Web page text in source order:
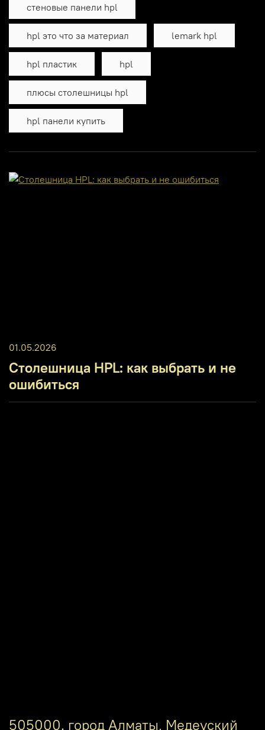
стеновые панели hpl
hpl это что за материал lemark hpl
hpl пластик hpl
плюсы столешницы hpl
hpl панели купить
01.05.2026
Столешница HPL: как выбрать и не
ошибиться
505000. город Алматы, Медеуский